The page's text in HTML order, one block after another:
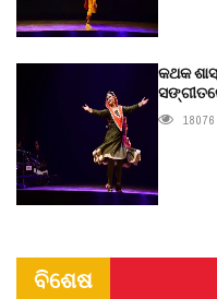
କଥକ
18076
ବିଶେଷ